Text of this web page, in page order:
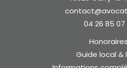
04 26 85 07
Honoraires
Guide local &